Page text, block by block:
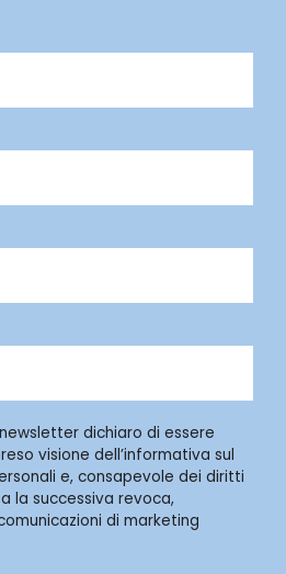
dichiaro di essere
visione dell’informativa sul
e, consapevole dei diritti
la successiva revoca,
di marketing